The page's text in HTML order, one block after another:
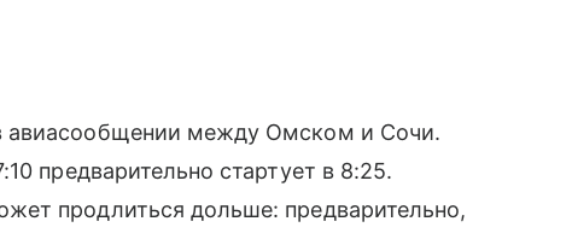
авиасообщении между Омском и Сочи.
предварительно стартует в 8:25.
продлиться дольше: предварительно,